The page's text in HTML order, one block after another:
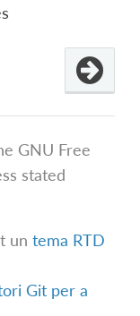
GNU Free
stated
untema RTD
Git per a